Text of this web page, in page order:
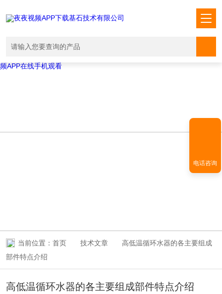
/www/wwwroot/T1.COM/func.phpon line
file_put_contents(./cachefile_yuan/shendoushi.net/cache/52/e3529/
failed to open stream: No such file or directory in
/www/wwwroot/T1.COM/func.php
夜夜视频APP下载,夜夜爽视频APP看片,夜夜夜风流视频下载APP,夜夜视
频APP在线手机观看
当前位置： 首页 技术文章
高低温循环水器的各主要组成
部件特点介绍
高低温循环水器的各主要组成部件特点介绍
电话咨询